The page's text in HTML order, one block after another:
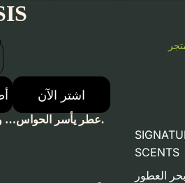
SCENTS
بحر العطور
اشتر الآن
Omber Osis… عطر يأسر الحواس… ويأخذ أنفاسك.